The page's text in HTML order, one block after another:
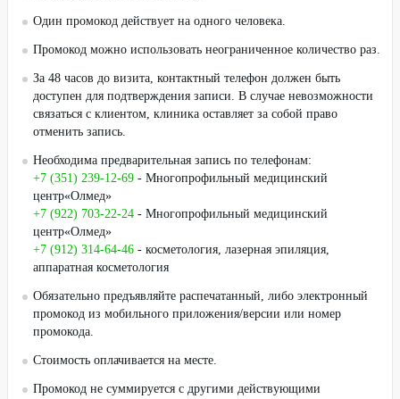
Один промокод действует на одного человека.
Промокод можно использовать неограниченное количество раз.
За 48 часов до визита, контактный телефон должен быть
доступен для подтверждения записи. В случае невозможности
связаться с клиентом, клиника оставляет за собой право
отменить запись.
Необходима предварительная запись по телефонам:
+7 (351) 239-12-69 - Многопрофильный медицинский
центр«Олмед»
+7 (922) 703-22-24 - Многопрофильный медицинский
центр«Олмед»
+7 (912) 314-64-46 - косметология, лазерная эпиляция,
аппаратная косметология
Обязательно предъявляйте распечатанный, либо электронный
промокод из мобильного приложения/версии или номер
промокода.
Стоимость оплачивается на месте.
Промокод не суммируется с другими действующими